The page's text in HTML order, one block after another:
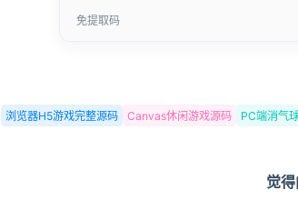
免提取码
浏览器H5游戏完整源码 Canvas休闲游戏源码 PC端消气
觉